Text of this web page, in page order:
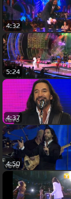
4:32
5:24
4:37
4:50